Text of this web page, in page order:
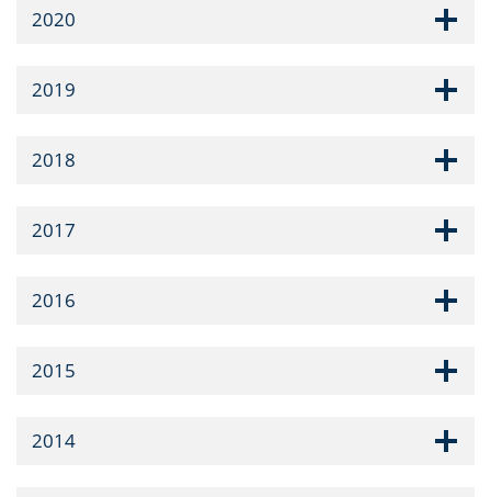
2020
2019
2018
2017
2016
2015
2014